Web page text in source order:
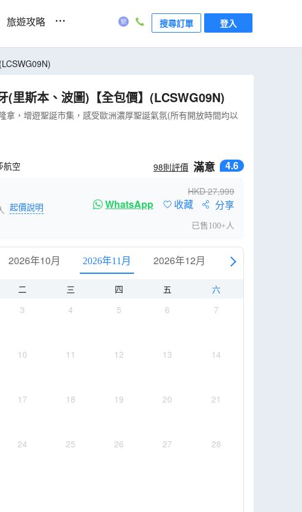
旅遊攻略 ... 搜尋訂單 登入
(里斯本、波圖)【全包價】(LCSWG09N)
，增遊聖誕市集，感受歐洲濃厚聖誕氣氛(所有開放時間均以
航空 98則評價 滿意 4.6
HKD27,999
起價說明
WhatsApp 收藏 分享
已售100+人
2026年10月 2026年11月 2026年12月 2027年1月
二 三 四 五
六
3 4 5 6 7
10 11 12 13 14
17 18 19 20 21
24 25 26 27 28